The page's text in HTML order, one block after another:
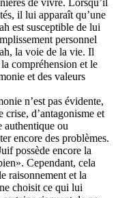
de vivre. Lorsqu’il
il lui apparaît qu’une
est susceptible de lui
personnel
la voie de la vie. Il
compréhension et le
et des valeurs
n’est pas évidente,
crise, d’antagonisme et
authentique ou
encore des problèmes.
possède encore la
Cependant, cela
raisonnement et la
choisit ce qui lui